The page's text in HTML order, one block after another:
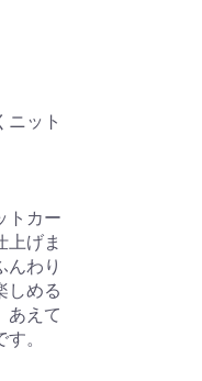
ニット
トカー
上げま
んわり
しめる
あえて
。